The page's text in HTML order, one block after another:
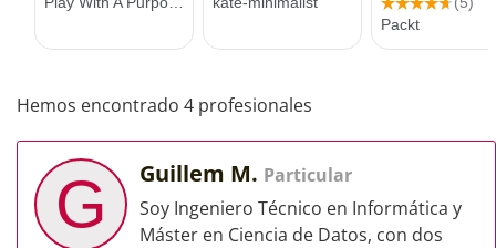
Hemos encontrado 4 profesionales
G Guillem M. Particular
Soy Ingeniero Técnico en Informática y
Máster en Ciencia de Datos, con dos